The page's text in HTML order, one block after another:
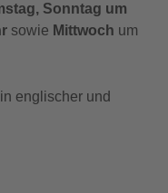
Sonntag um
sowie Mittwoch um
englischer und